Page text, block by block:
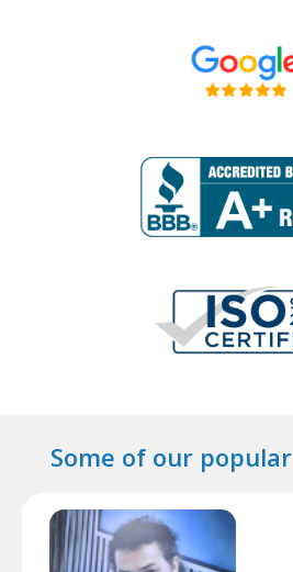
Some of our popular